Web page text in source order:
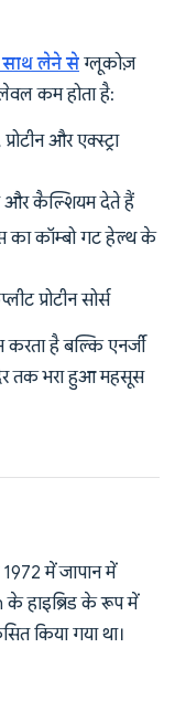
साथ लेने से ग्लूकोज़
कम होता है:
और एक्स्ट्रा
और कैल्शियम देते हैं
का कॉम्बो गट हेल्थ के
प्रोटीन सोर्स
है बल्कि एनर्जी
तक भरा हुआ महसूस
में जापान में
हाइब्रिड के रूप में
किया गया था।